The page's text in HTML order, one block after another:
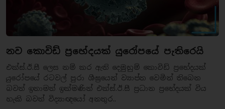
නව කොවිඩ් ප්‍රභේදයක් යුරෝපයේ පැතිරෙයි
එක්ස්.ඊ.සී ලෙස නම් කර ඇති දෙමුහුම් කොවිඩ් ප්‍රභේදයක්
යුරෝපයේ රටවල් පුරා ශීඝ්‍රයෙන් ව්‍යාප්ත වෙමින් තිබෙන
බවත් ඉතාමත් ඉක්මණින් එක්ස්.ඊ.සී ප්‍රධාන ප්‍රභේදයක් විය
හැකි බවත් විද්‍යාඥයෝ අනතුර..